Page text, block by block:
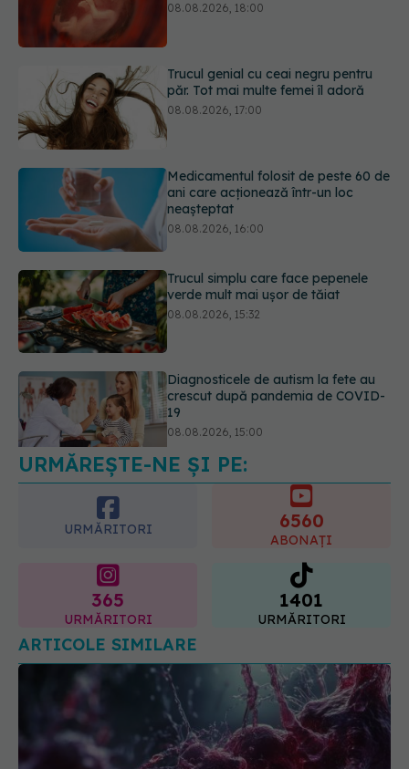
08.08.2026, 17:00
Medicamentul folosit de peste 60 de
ani care acționează într-un loc
neașteptat
Trucul simplu care face pepenele
verde mult mai ușor de tăiat
08.08.2026, 15:32
Diagnosticele de autism la fete au
crescut după pandemia de COVID-
19
Microplasticele pot traversa bariera
placentară și modifica hormonii
08.08.2026, 18:00
URMĂREȘTE-NE ȘI PE:
URMĂRITORI 6560
ABONAȚI
365
URMĂRITORI
1401
URMĂRITORI
ARTICOLE SIMILARE